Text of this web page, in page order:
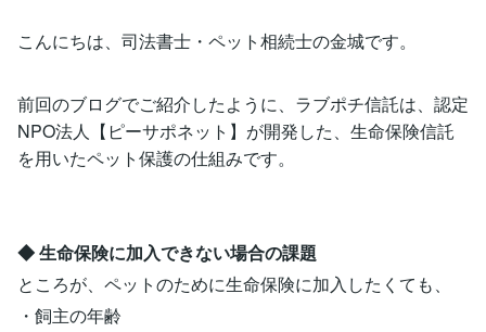
こんにちは、司法書士・ペット相続士の金城です。
前回のブログでご紹介したように、ラブポチ信託は、認定
NPO法人【ピーサポネット】が開発した、生命保険信託
を用いたペット保護の仕組みです。
◆ 生命保険に加入できない場合の課題
ところが、ペットのために生命保険に加入したくても、
・飼主の年齢